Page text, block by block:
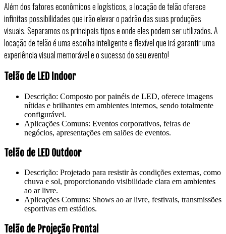
Além dos fatores econômicos e logísticos, a locação de telão oferece
infinitas possibilidades que irão elevar o padrão das suas produções
visuais. Separamos os principais tipos e onde eles podem ser utilizados. A
locação de telão é uma escolha inteligente e flexível que irá garantir uma
experiência visual memorável e o sucesso do seu evento!
Telão de LED Indoor
Descrição: Composto por painéis de LED, oferece imagens
nítidas e brilhantes em ambientes internos, sendo totalmente
configurável.
Aplicações Comuns: Eventos corporativos, feiras de
negócios, apresentações em salões de eventos.
Telão de LED Outdoor
Descrição: Projetado para resistir às condições externas, como
chuva e sol, proporcionando visibilidade clara em ambientes
ao ar livre.
Aplicações Comuns: Shows ao ar livre, festivais, transmissões
esportivas em estádios.
Telão de Projeção Frontal